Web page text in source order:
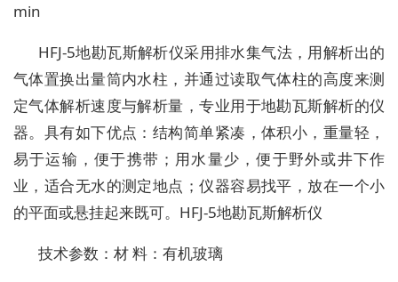
min
HFJ-5地勘瓦斯解析仪采用排水集气法，用解析出的
气体置换出量筒内水柱，并通过读取气体柱的高度来测
定气体解析速度与解析量，专业用于地勘瓦斯解析的仪
器。具有如下优点：结构简单紧凑，体积小，重量轻，
易于运输，便于携带；用水量少，便于野外或井下作
业，适合无水的测定地点；仪器容易找平，放在一个小
的平面或悬挂起来既可。HFJ-5地勘瓦斯解析仪
技术参数：材 料：有机玻璃